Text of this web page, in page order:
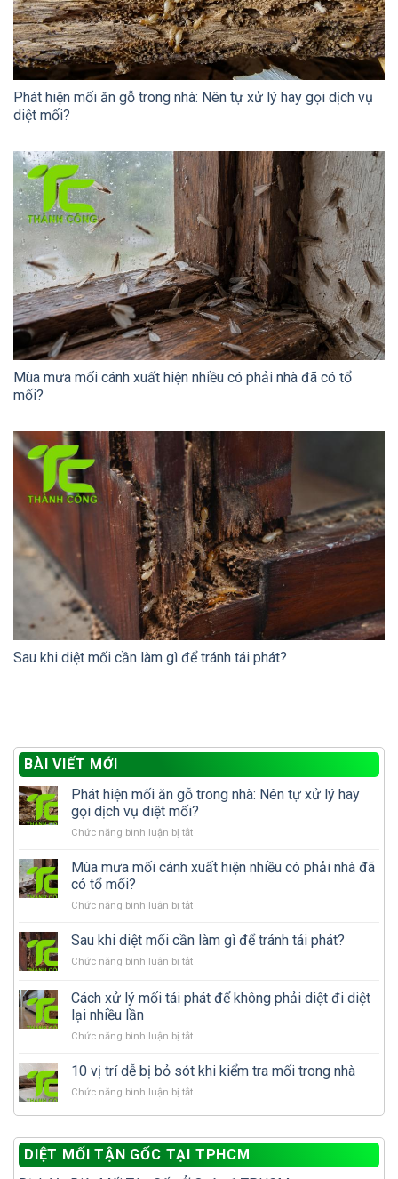
Phát hiện mối ăn gỗ trong nhà: Nên tự xử lý hay gọi dịch vụ
diệt mối?
Mùa mưa mối cánh xuất hiện nhiều có phải nhà đã có tổ
mối?
Sau khi diệt mối cần làm gì để tránh tái phát?
BÀI VIẾT MỚI
Phát hiện mối ăn gỗ trong nhà: Nên tự xử lý hay
gọi dịch vụ diệt mối?
Chức năng bình luận bị tắtở
hiện
gỗ
nhà:
tự
lý
diệt
mối?
Mùa mưa mối cánh xuất hiện nhiều có phải nhà đã
có tổ mối?
Chức năng bình luận bị tắtở
mưa
cánh
hiện
phải
đã
mối?
Sau khi diệt mối cần làm gì để tránh tái phát?
Chức năng bình luận bị tắtở
khi
diệt
cần
gì
tránh
Cách xử lý mối tái phát để không phải diệt đi diệt
lại nhiều lần
Chức năng bình luận bị tắtở
xử
mối
để
không
10 vị trí dễ bị bỏ sót khi kiểm tra mối trong nhà
Chức năng bình luận bị tắtở
trí
dễ
bị
DIỆT MỐI TẬN GỐC TẠI TPHCM